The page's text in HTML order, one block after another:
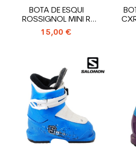
BOTA DE ESQUI
ROSSIGNOL MINI R
18_ENTRADA TRASERA
15,00 €